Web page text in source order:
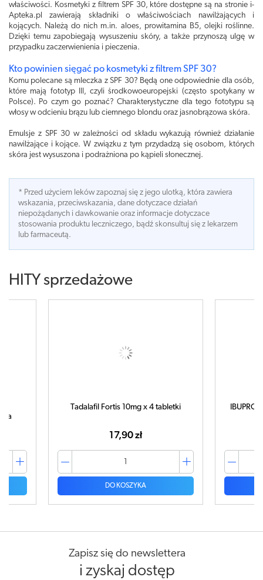
właściwości. Kosmetyki z filtrem SPF 30, które dostępne są na stronie i-
Apteka.pl zawierają składniki o właściwościach nawilżających i
kojących. Należą do nich m.in. aloes, prowitamina B5, olejki roślinne.
Dzięki temu zapobiegają wysuszeniu skóry, a także przynoszą ulgę w
przypadku zaczerwienienia i pieczenia.
Kto powinien sięgać po kosmetyki z filtrem SPF 30?
Komu polecane są mleczka z SPF 30? Będą one odpowiednie dla osób,
które mają fototyp III, czyli środkowoeuropejski (często spotykany w
Polsce). Po czym go poznać? Charakterystyczne dla tego fototypu są
włosy w odcieniu brązu lub ciemnego blondu oraz jasnobrązowa skóra.
Emulsje z SPF 30 w zależności od składu wykazują również działanie
nawilżające i kojące. W związku z tym przydadzą się osobom, których
skóra jest wysuszona i podrażniona po kąpieli słonecznej.
* Przed użyciem leków zapoznaj się z jego ulotką, która zawiera
wskazania, przeciwskazania, dane dotyczace działań
niepożądanych i dawkowanie oraz informacje dotyczace
stosowania produktu leczniczego, bądź skonsultuj się z lekarzem
lub farmaceutą.
HITY sprzedażowe
IBUPROM MAX Sprint x 40 kapsułek
42,99 zł
DO KOSZYKA
Zapisz się do newslettera
i zyskaj dostęp